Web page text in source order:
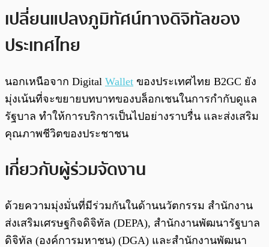
เปลี่ยนแปลงภูมิทัศน์ทางดิจิทัลของ
ประเทศไทย
นอกเหนือจาก Digital Wallet ของประเทศไทย B2GC ยัง
มุ่งเน้นที่จะขยายบทบาทของบล็อกเชนในการกำกับดูแล
รัฐบาล ทำให้การบริการเป็นไปอย่างราบรื่น และส่งเสริม
คุณภาพชีวิตของประชาชน
เกี่ยวกับผู้ร่วมจัดงาน
ด้วยความมุ่งมั่นที่มีร่วมกันในด้านนวัตกรรม สำนักงาน
ส่งเสริมเศรษฐกิจดิจิทัล (DEPA), สำนักงานพัฒนารัฐบาล
ดิจิทัล (องค์การมหาชน) (DGA) และสำนักงานพัฒนา